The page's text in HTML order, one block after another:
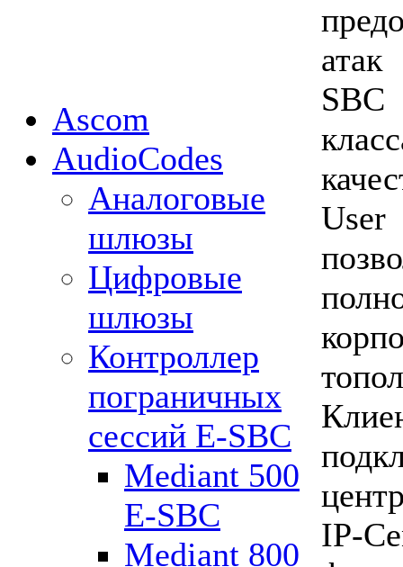
Ascom
AudioCodes
Аналоговые
шлюзы
Цифровые
шлюзы
Контроллер
пограничных
сессий Е-SBC
Mediant 500
E-SBC
Mediant 800
IP-